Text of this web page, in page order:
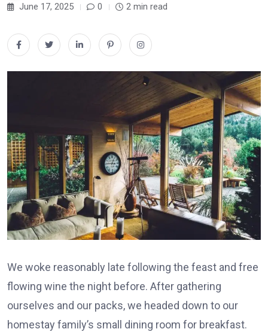
June 17, 2025
0 2 min read
We woke reasonably late following the feast and free
flowing wine the night before. After gathering
ourselves and our packs, we headed down to our
homestay family’s small dining room for breakfast.